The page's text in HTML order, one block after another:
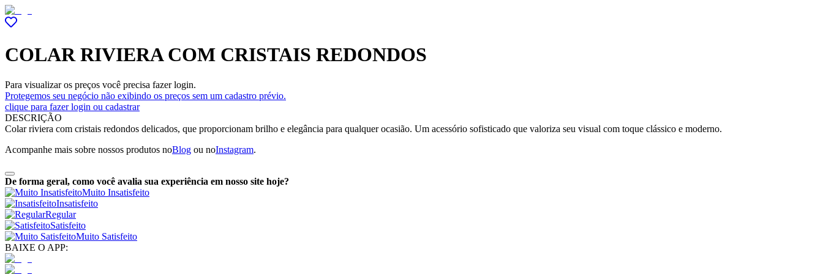
COLAR RIVIERA COM CRISTAIS REDONDOS
Para visualizar os preços você precisa fazer login.
Protegemos seu negócio não exibindo os preços sem um cadastro prévio.
clique para fazer login ou cadastrar
DESCRIÇÃO
Colar riviera com cristais redondos delicados, que proporcionam brilho e elegância para qualquer ocasião. Um acessório sofisticado que valoriza seu visual com toque clássico e moderno.
Acompanhe mais sobre nossos produtos noBlog ou noInstagram.
De forma geral, como você avalia sua experiência em nosso site hoje?
Muito Insatisfeito
Insatisfeito
Regular
Satisfeito
Muito Satisfeito
BAIXE O APP: